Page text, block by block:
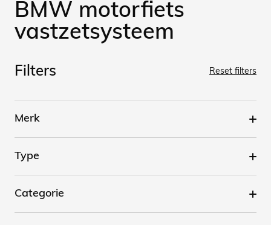
BMW motorfiets
vastzetsysteem
Filters Reset filters
Merk
Type
Categorie